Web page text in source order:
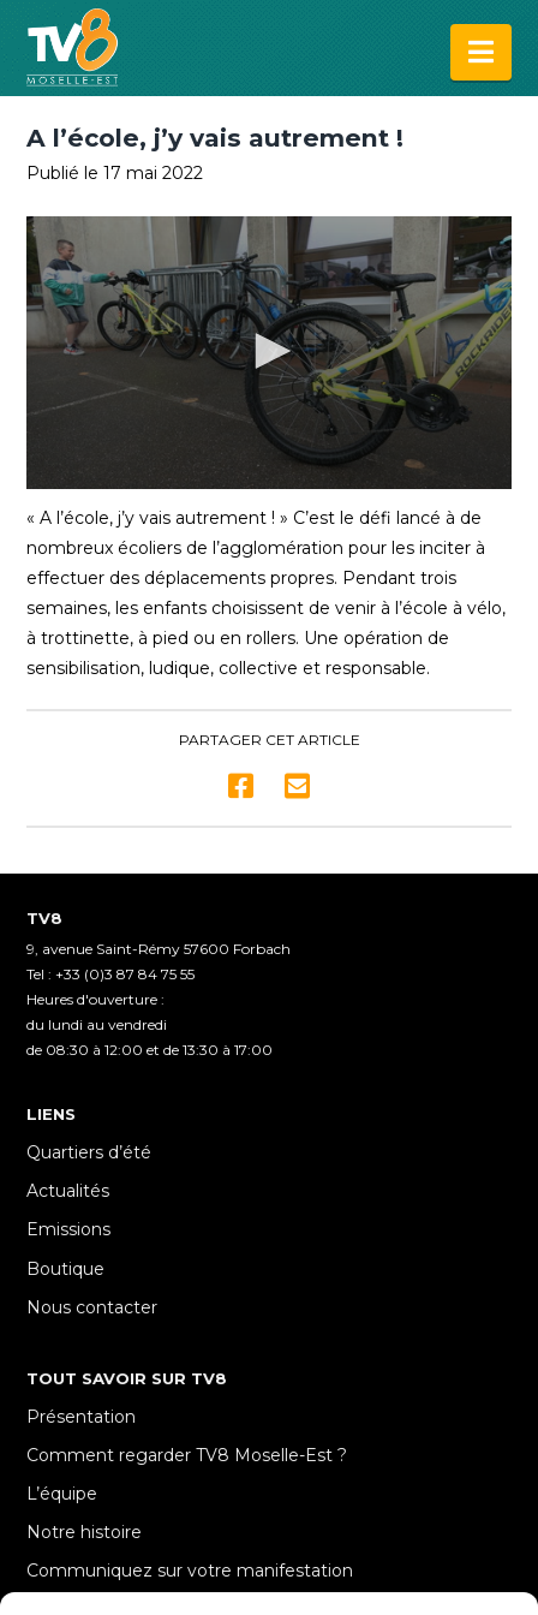
A l’école, j’y vais autrement !
Publié le 17 mai 2022
seconds
1
minute,
seconds
« A l’école, j’y vais autrement ! » C’est le défi lancé à de
nombreux écoliers de l’agglomération pour les inciter à
effectuer des déplacements propres. Pendant trois
semaines, les enfants choisissent de venir à l’école à vélo,
à trottinette, à pied ou en rollers. Une opération de
sensibilisation, ludique, collective et responsable.
PARTAGER CET ARTICLE
TV8
9, avenue Saint-Rémy 57600 Forbach
Tel : +33 (0)3 87 84 75 55
Heures d'ouverture :
du lundi au vendredi
de 08:30 à 12:00 et de 13:30 à 17:00
LIENS
Quartiers d’été
Actualités
Emissions
Boutique
Nous contacter
TOUT SAVOIR SUR TV8
Présentation
Comment regarder TV8 Moselle-Est ?
L’équipe
Notre histoire
Communiquez sur votre manifestation